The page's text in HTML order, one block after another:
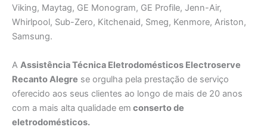
Viking, Maytag, GE Monogram, GE Profile, Jenn-Air,
Whirlpool, Sub-Zero, Kitchenaid, Smeg, Kenmore, Ariston,
Samsung.
A Assistência Técnica Eletrodomésticos Electroserve
Recanto Alegre se orgulha pela prestação de serviço
oferecido aos seus clientes ao longo de mais de 20 anos
com a mais alta qualidade em conserto de
eletrodomésticos.